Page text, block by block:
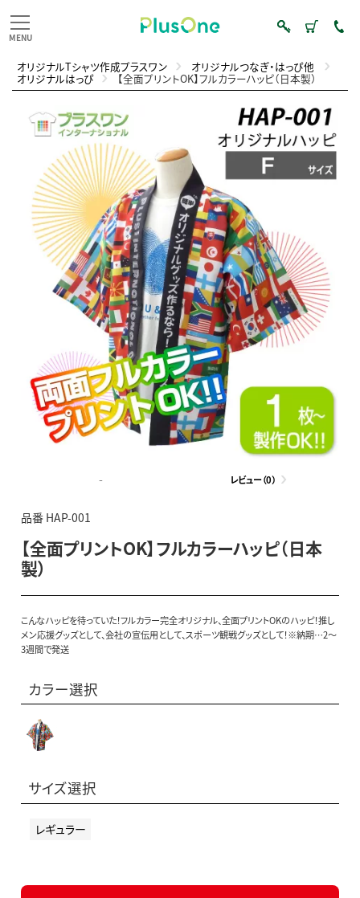
オリジナルTシャツ作成プラスワン オリジナルつなぎ・はっぴ他
オリジナルはっぴ 【全面プリントOK】フルカラーハッピ（日本製）
- レビュー（0）
品番 HAP-001
【全面プリントOK】フルカラーハッピ（日本
製）
こんなハッピを待っていた！フルカラー完全オリジナル、全面プリントOKのハッピ！推し
メン応援グッズとして、会社の宣伝用として、スポーツ観戦グッズとして！※納期…2～
3週間で発送
カラー選択
サイズ選択
レギュラー